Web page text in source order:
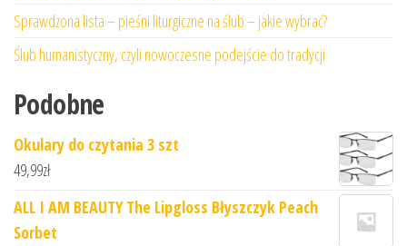
Sprawdzona lista – pieśni liturgiczne na ślub – jakie wybrać?
Ślub humanistyczny, czyli nowoczesne podejście do tradycji
Podobne
Okulary do czytania 3 szt
49,99zł
ALL I AM BEAUTY The Lipgloss Błyszczyk Peach
Sorbet